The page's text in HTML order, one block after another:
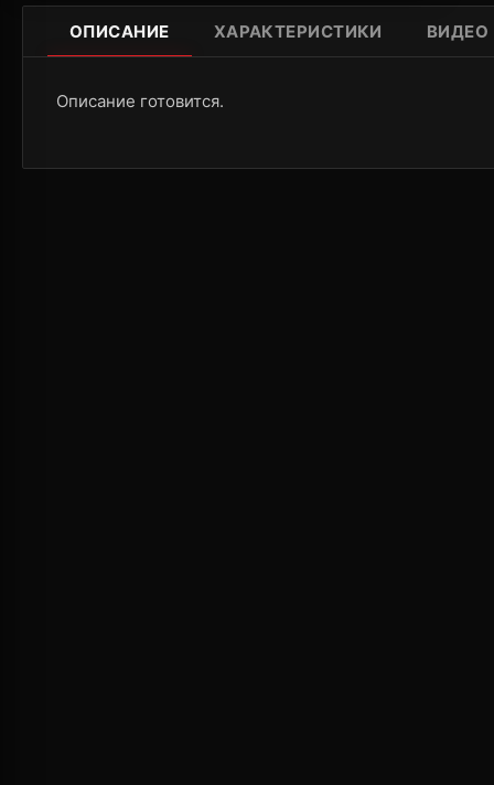
ОПИСАНИЕ ХАРАКТЕРИСТИКИ ВИДЕО
Описание готовится.